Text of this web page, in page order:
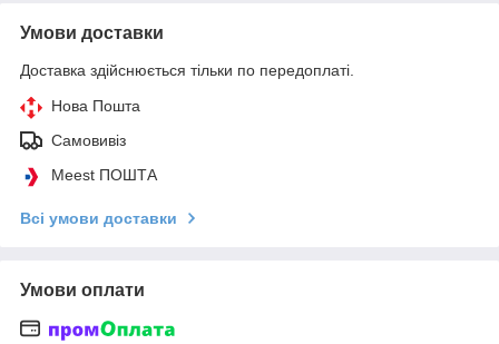
Умови доставки
Доставка здійснюється тільки по передоплаті.
Нова Пошта
Самовивіз
Meest ПОШТА
Всі умови доставки
Умови оплати